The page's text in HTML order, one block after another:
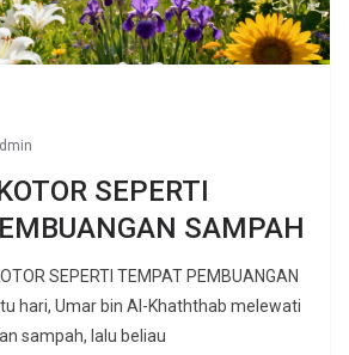
SEPERTI
SAMPAH
SEPERTI TEMPAT PEMBUANGAN
hari, Umar bin Al-Khaththab melewati
sampah, lalu beliau